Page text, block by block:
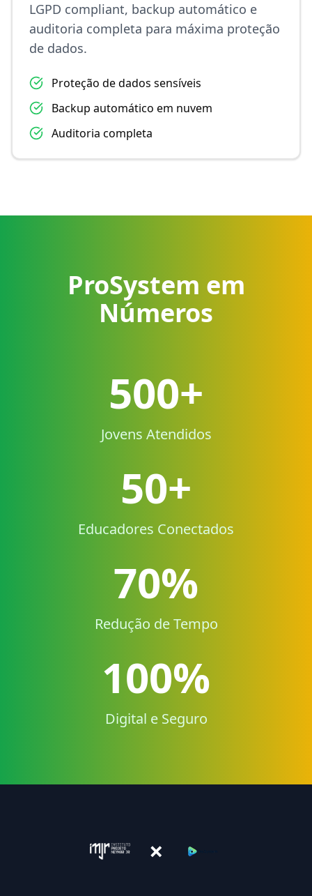
LGPD compliant, backup automático e
auditoria completa para máxima proteção
de dados.
Proteção de dados sensíveis
Backup automático em nuvem
Auditoria completa
ProSystem em
Números
500+
Jovens Atendidos
50+
Educadores Conectados
70%
Redução de Tempo
100%
Digital e Seguro
×